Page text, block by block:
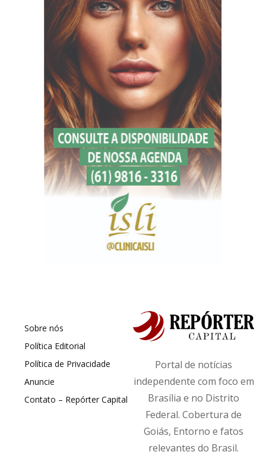
Sobre nós
Política Editorial
Política de Privacidade
Anuncie
Contato – Repórter Capital
Portal de notícias
independente com foco em
Brasília e no Distrito
Federal. Cobertura de
Goiás, Entorno e fatos
relevantes do Brasil.